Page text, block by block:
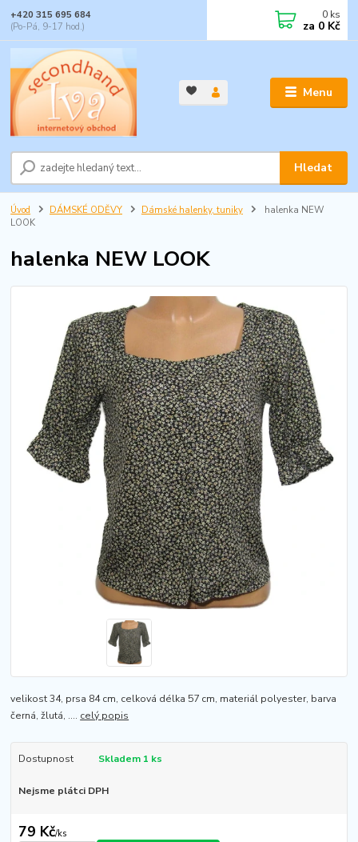
Menu
Hledat
+420 315 695 684
(Po-Pá, 9-17 hod.)
0 ks
za 0 Kč
Úvod DÁMSKÉ ODĚVY Dámské halenky, tuniky
halenka NEW
LOOK
halenka NEW LOOK
velikost 34, prsa 84 cm, celková délka 57 cm, materiál polyester, barva
černá, žlutá, .... celý popis
Dostupnost Skladem 1 ks
Nejsme plátci DPH
79 Kč/ks